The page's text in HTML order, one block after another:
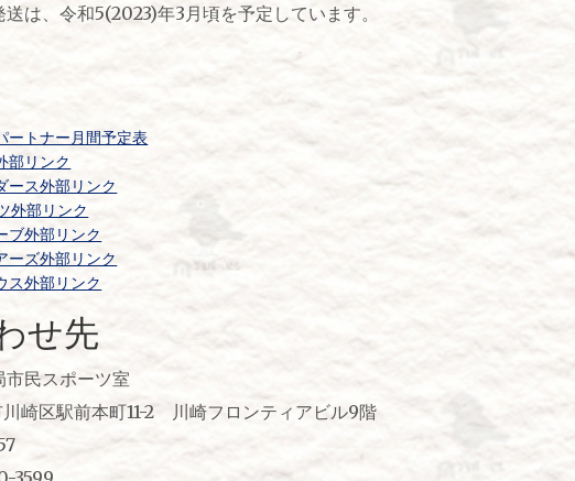
令和5(2023)年3月頃を予定しています。
ートナー月間予定表
部リンク
ース外部リンク
外部リンク
ブ外部リンク
ーズ外部リンク
ス外部リンク
せ先
市民スポーツ室
崎区駅前本町11-2 川崎フロンティアビル9階